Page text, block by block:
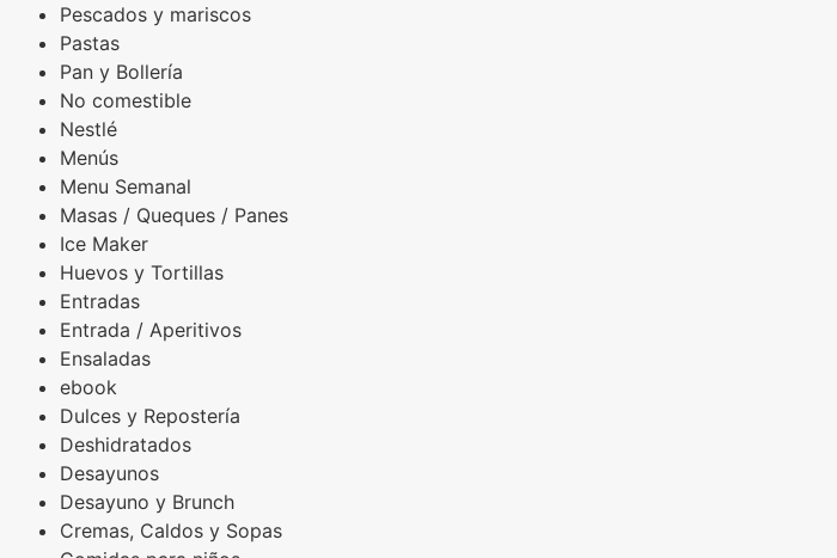
Pescados y mariscos
Pastas
Pan y Bollería
No comestible
Nestlé
Menús
Menu Semanal
Masas / Queques / Panes
Ice Maker
Huevos y Tortillas
Entradas
Entrada / Aperitivos
Ensaladas
ebook
Dulces y Repostería
Deshidratados
Desayunos
Desayuno y Brunch
Cremas, Caldos y Sopas